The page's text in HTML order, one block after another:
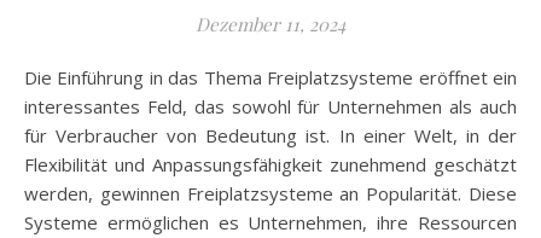
Dezember 11, 2024
Die Einführung in das Thema Freiplatzsysteme eröffnet ein
interessantes Feld, das sowohl für Unternehmen als auch
für Verbraucher von Bedeutung ist. In einer Welt, in der
Flexibilität und Anpassungsfähigkeit zunehmend geschätzt
werden, gewinnen Freiplatzsysteme an Popularität. Diese
Systeme ermöglichen es Unternehmen, ihre Ressourcen